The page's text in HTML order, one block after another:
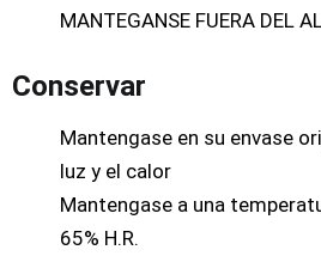
MANTEGANSE FUERA DEL
Conservar
Mantengase en su envase
luz y el calor
Mantengase a una
65% H.R.